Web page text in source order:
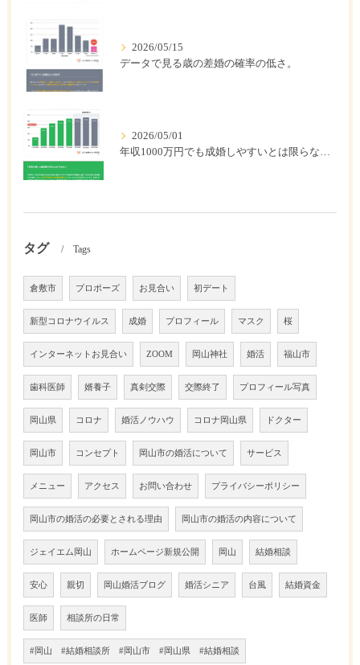
2026/05/15
データで見る歳の差婚の確率の低さ。
2026/05/01
年収1000万円でも成婚しやすいとは限らない? 「年収帯別の成婚率」のリアル
タグ Tags
倉敷市 プロポーズ お見合い 初デート
新型コロナウイルス 成婚 プロフィール マスク 桜
インターネットお見合い ZOOM 岡山神社 婚活 福山市
歯科医師 婿養子 真剣交際 交際終了 プロフィール写真
岡山県 コロナ 婚活ノウハウ コロナ岡山県 ドクター
岡山市 コンセプト 岡山市の婚活について サービス
メニュー アクセス お問い合わせ プライバシーポリシー
岡山市の婚活の必要とされる理由 岡山市の婚活の内容について
ジェイエム岡山 ホームページ新規公開 岡山 結婚相談
安心 親切 岡山婚活ブログ 婚活シニア 台風 結婚資金
医師 相談所の日常
#岡山 #結婚相談所 #岡山市 #岡山県 #結婚相談